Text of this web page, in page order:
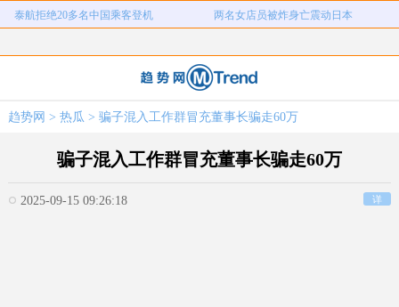
泰航拒绝20多名中国乘客登机 两名女店员被炸身亡震动日本
直播自杀日本女网红已身亡 海口80吨高危化学品瞒报
急诊医生漏诊致患儿死亡获刑1年 笔试第一称被第二名花钱劝弃考
泰航拒绝20多名中国乘客登机 两名女店员被炸身亡震动日本
趋势网 > 热瓜 > 骗子混入工作群冒充董事长骗走60万
骗子混入工作群冒充董事长骗走60万
2025-09-15 09:26:18 详